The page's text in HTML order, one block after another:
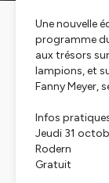
Une nouvelle
programme
aux trésors
lampions, et
Fanny Meyer,
Infos
Jeudi 31
Rodern
Gratuit